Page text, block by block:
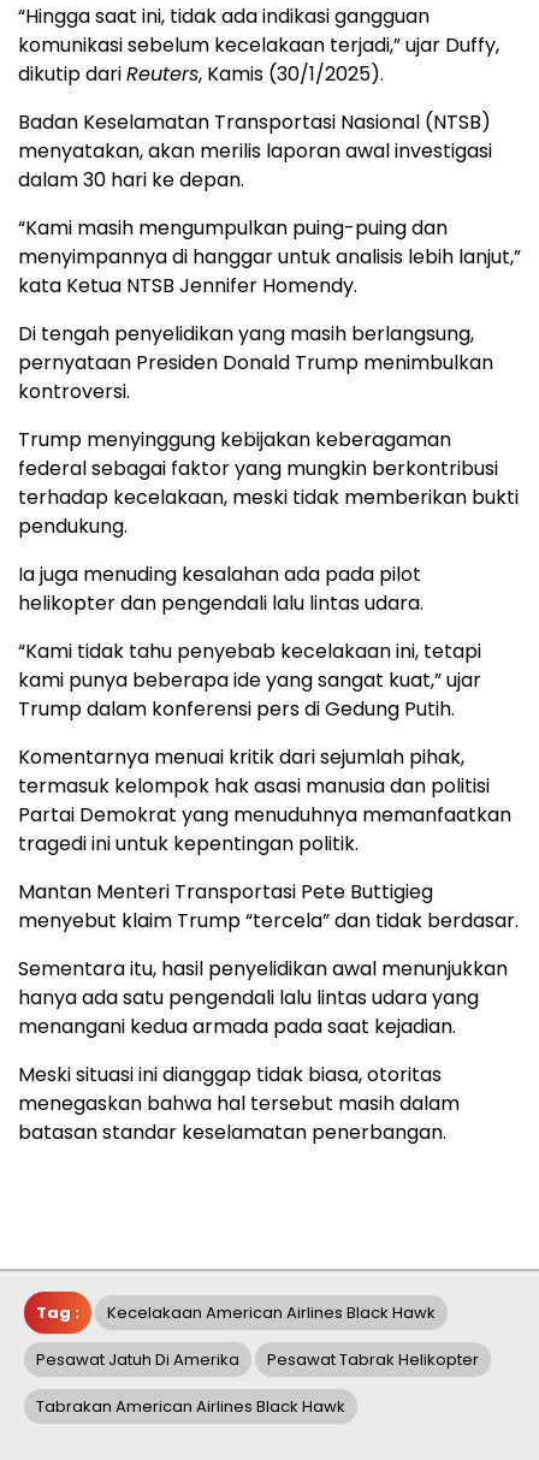
“Hingga saat ini, tidak ada indikasi gangguan
komunikasi sebelum kecelakaan terjadi,” ujar Duffy,
dikutip dariReuters, Kamis (30/1/2025).
Badan Keselamatan Transportasi Nasional (NTSB)
menyatakan, akan merilis laporan awal investigasi
dalam 30 hari ke depan.
“Kami masih mengumpulkan puing-puing dan
menyimpannya di hanggar untuk analisis lebih lanjut,”
kata Ketua NTSB Jennifer Homendy.
Di tengah penyelidikan yang masih berlangsung,
pernyataan Presiden Donald Trump menimbulkan
kontroversi.
Trump menyinggung kebijakan keberagaman
federal sebagai faktor yang mungkin berkontribusi
terhadap kecelakaan, meski tidak memberikan bukti
pendukung.
Ia juga menuding kesalahan ada pada pilot
helikopter dan pengendali lalu lintas udara.
“Kami tidak tahu penyebab kecelakaan ini, tetapi
kami punya beberapa ide yang sangat kuat,” ujar
Trump dalam konferensi pers di Gedung Putih.
Komentarnya menuai kritik dari sejumlah pihak,
termasuk kelompok hak asasi manusia dan politisi
Partai Demokrat yang menuduhnya memanfaatkan
tragedi ini untuk kepentingan politik.
Mantan Menteri Transportasi Pete Buttigieg
menyebut klaim Trump “tercela” dan tidak berdasar.
Sementara itu, hasil penyelidikan awal menunjukkan
hanya ada satu pengendali lalu lintas udara yang
menangani kedua armada pada saat kejadian.
Meski situasi ini dianggap tidak biasa, otoritas
menegaskan bahwa hal tersebut masih dalam
batasan standar keselamatan penerbangan.
Tag : Kecelakaan American Airlines Black Hawk
Pesawat Jatuh Di Amerika Pesawat Tabrak Helikopter
Tabrakan American Airlines Black Hawk